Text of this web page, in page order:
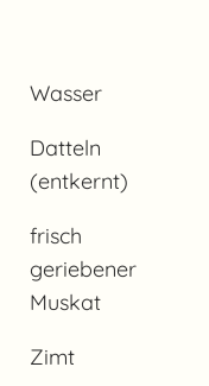
Wasser
Datteln
(entkernt)
frisch
geriebener
Muskat
Zimt